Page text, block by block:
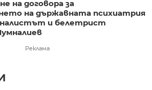
на договора за
на държавната психиатрия
и белетрист
Реклама